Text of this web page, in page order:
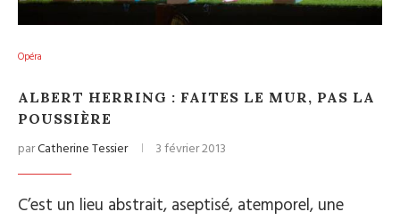
Opéra
ALBERT HERRING : FAITES LE MUR, PAS LA
POUSSIÈRE
parCatherine Tessier 3 février 2013
C’est un lieu abstrait, aseptisé, atemporel, une